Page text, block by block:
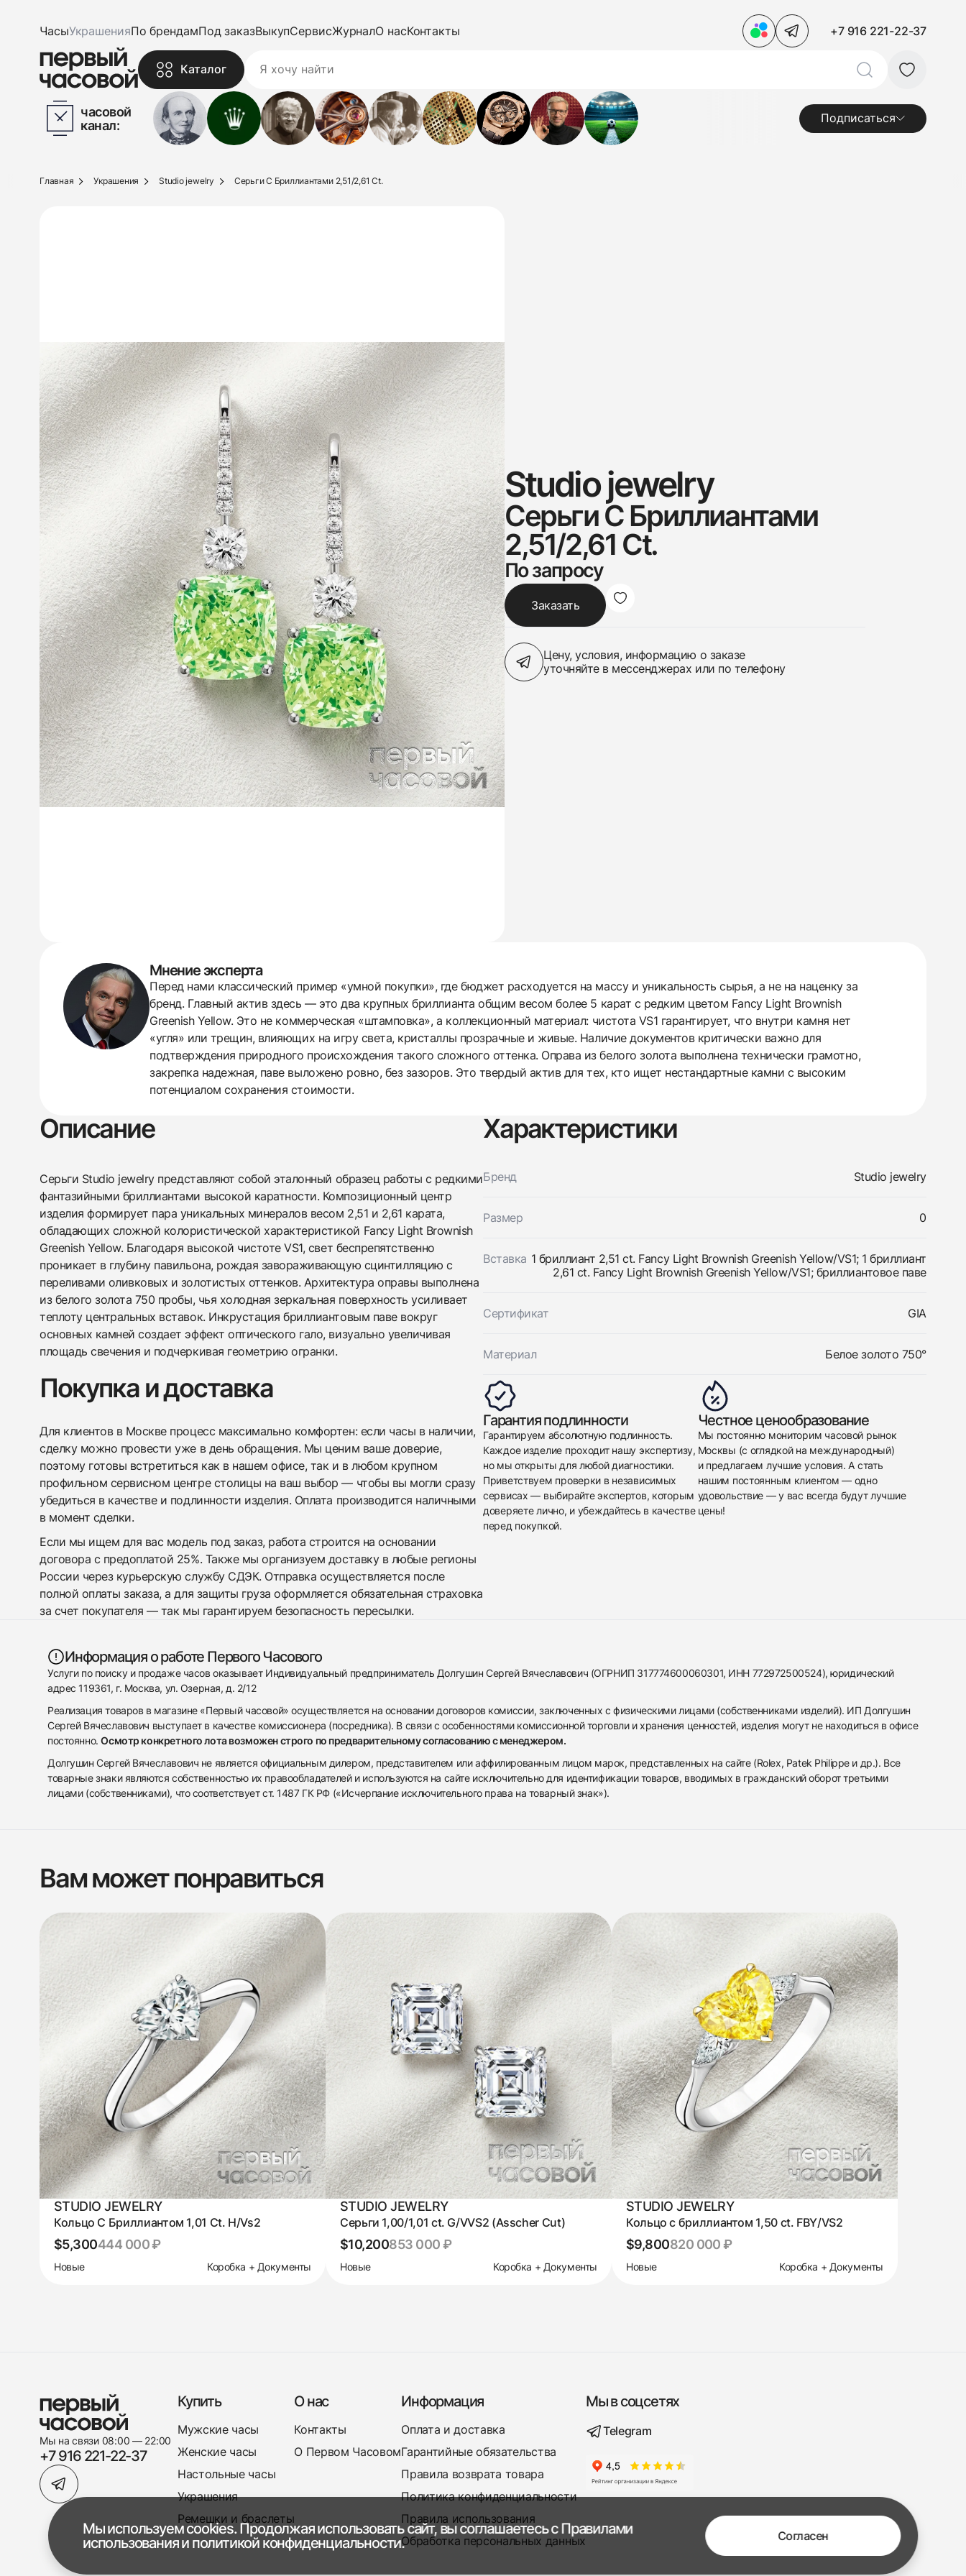
ЧасыУкрашенияПо брендамПод заказВыкупСервисЖурналО насКонтакты +7 916 221-22-37
Каталог
часовой
канал:
Подписаться
438
285
145
142
205
204
195
150
6
Главная Украшения Studio jewelry Серьги С Бриллиантами 2,51/2,61 Ct.
Studio jewelry
Серьги С Бриллиантами
2,51/2,61 Ct.
По запросу
Заказать
Цену, условия, информацию о заказе
уточняйте в мессенджерах или по телефону
Мнение эксперта
Перед нами классический пример «умной покупки», где бюджет расходуется на массу и уникальность сырья, а не на наценку за
бренд. Главный актив здесь — это два крупных бриллианта общим весом более 5 карат с редким цветом Fancy Light Brownish
Greenish Yellow. Это не коммерческая «штамповка», а коллекционный материал: чистота VS1 гарантирует, что внутри камня нет
«угля» или трещин, влияющих на игру света, кристаллы прозрачные и живые. Наличие документов критически важно для
подтверждения природного происхождения такого сложного оттенка. Оправа из белого золота выполнена технически грамотно,
закрепка надежная, паве выложено ровно, без зазоров. Это твердый актив для тех, кто ищет нестандартные камни с высоким
потенциалом сохранения стоимости.
Описание
Серьги Studio jewelry представляют собой эталонный образец работы с редкими
фантазийными бриллиантами высокой каратности. Композиционный центр
изделия формирует пара уникальных минералов весом 2,51 и 2,61 карата,
обладающих сложной колористической характеристикой Fancy Light Brownish
Greenish Yellow. Благодаря высокой чистоте VS1, свет беспрепятственно
проникает в глубину павильона, рождая завораживающую сцинтилляцию с
переливами оливковых и золотистых оттенков. Архитектура оправы выполнена
из белого золота 750 пробы, чья холодная зеркальная поверхность усиливает
теплоту центральных вставок. Инкрустация бриллиантовым паве вокруг
основных камней создает эффект оптического гало, визуально увеличивая
площадь свечения и подчеркивая геометрию огранки.
Характеристики
Бренд Studio jewelry
Размер 0
Вставка 1 бриллиант 2,51 ct. Fancy Light Brownish Greenish Yellow/VS1; 1 бриллиант
2,61 ct. Fancy Light Brownish Greenish Yellow/VS1; бриллиантовое паве
Сертификат GIA
Материал Белое золото 750°
Покупка и доставка
Для клиентов в Москве процесс максимально комфортен: если часы в наличии,
сделку можно провести уже в день обращения. Мы ценим ваше доверие,
поэтому готовы встретиться как в нашем офисе, так и в любом крупном
профильном сервисном центре столицы на ваш выбор — чтобы вы могли сразу
убедиться в качестве и подлинности изделия. Оплата производится наличными
в момент сделки.
Если мы ищем для вас модель под заказ, работа строится на основании
договора с предоплатой 25%. Также мы организуем доставку в любые регионы
России через курьерскую службу СДЭК. Отправка осуществляется после
полной оплаты заказа, а для защиты груза оформляется обязательная страховка
за счет покупателя — так мы гарантируем безопасность пересылки.
Гарантия подлинности
Гарантируем абсолютную подлинность.
Каждое изделие проходит нашу экспертизу,
но мы открыты для любой диагностики.
Приветствуем проверки в независимых
сервисах — выбирайте экспертов, которым
доверяете лично, и убеждайтесь в качестве
перед покупкой.
Честное ценообразование
Мы постоянно мониторим часовой рынок
Москвы (с оглядкой на международный)
и предлагаем лучшие условия. А стать
нашим постоянным клиентом — одно
удовольствие — у вас всегда будут лучшие
цены!
Информация о работе Первого Часового
Услуги по поиску и продаже часов оказывает Индивидуальный предприниматель Долгушин Сергей Вячеславович (ОГРНИП 317774600060301, ИНН 772972500524), юридический
адрес 119361, г. Москва, ул. Озерная, д. 2/12
Реализация товаров в магазине «Первый часовой» осуществляется на основании договоров комиссии, заключенных с физическими лицами (собственниками изделий). ИП Долгушин
Сергей Вячеславович выступает в качестве комиссионера (посредника). В связи с особенностями комиссионной торговли и хранения ценностей, изделия могут не находиться в офисе
постоянно.Осмотр конкретного лота возможен строго по предварительному согласованию с менеджером.
Долгушин Сергей Вячеславович не является официальным дилером, представителем или аффилированным лицом марок, представленных на сайте (Rolex, Patek Philippe и др.). Все
товарные знаки являются собственностью их правообладателей и используются на сайте исключительно для идентификации товаров, вводимых в гражданский оборот третьими
лицами (собственниками), что соответствует ст. 1487 ГК РФ («Исчерпание исключительного права на товарный знак»).
Оставьте ваши контактные данные и мы свяжемся с
вами
Studio jewelry
Серьги С Бриллиантами 2,51/2,61 Ct.
НовыеКоробка + Документы
$41,200
Studio jewelry
Серьги С Бриллиантами 2,51/2,61 Ct.
НовыеКоробка + Документы
$41,200
Приложите фото ваших часов…
Отправить заявку
Вам может понравиться
STUDIO JEWELRY
Кольцо С Бриллиантом 1,01 Ct. H/Vs2
$5,300444 000 ₽
Новые Коробка + Документы
STUDIO JEWELRY
Серьги 1,00/1,01 ct. G/VVS2 (Asscher Cut)
$10,200853 000 ₽
Новые Коробка + Документы
STUDIO JEWELRY
Кольцо с бриллиантом 1,50 ct. FBY/VS2
$9,800820 000 ₽
Новые Коробка + Документы
Мы на связи 08:00 — 22:00
+7 916 221-22-37
Купить
Мужские часы
Женские часы
Настольные часы
Украшения
Ремешки и браслеты
О нас
Контакты
О Первом Часовом
Информация
Оплата и доставка
Гарантийные обязательства
Правила возврата товара
Политика конфиденциальности
Правила использования
Обработка персональных данных
Мы в соцсетях
Telegram
Мы используем cookies. Продолжая использовать сайт, вы соглашаетесь сПравилами
использованияи политикой конфиденциальности. Согласен